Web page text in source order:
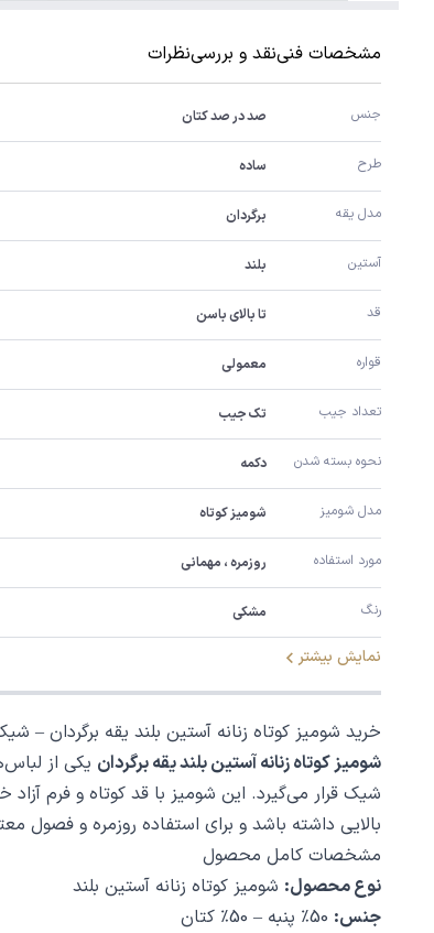
مشخصات فنینقد و بررسینظرات
جنس صد در صد کتان
طرح ساده
مدل یقه برگردان
آستین بلند
قد تا بالای باسن
قواره معمولی
تعداد جیب تک جیب
نحوه بسته شدن دکمه
مدل شومیز شومیز کوتاه
مورد استفاده روزمره ، مهمانی
رنگ مشکی
نمایش بیشتر
خرید شومیز کوتاه زنانه آستین بلند یقه برگردان –
شومیز کوتاه زنانه آستین بلند یقه برگردان یکی از
شیک قرار می‌گیرد. این شومیز با قد کوتاه و فرم
بالایی داشته باشد و برای استفاده روزمره و فصول
مشخصات کامل محصول
نوع محصول: شومیز کوتاه زنانه آستین بلند
جنس: